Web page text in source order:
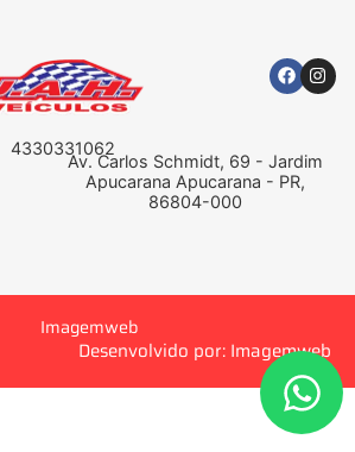
4330331062
Av. Carlos Schmidt, 69 - Jardim
Apucarana Apucarana - PR,
86804-000
Imagemweb
Desenvolvido por: Imagemweb